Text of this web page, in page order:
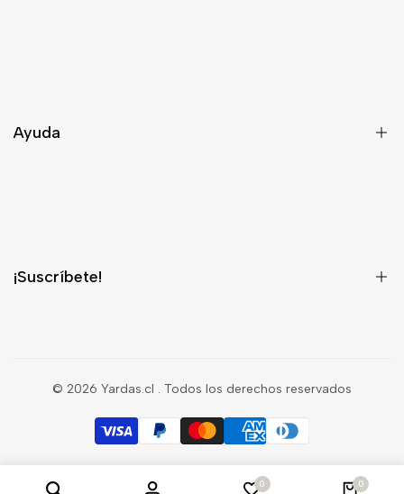
Ayuda
¡Suscríbete!
Suscríbete
© 2026 Yardas.cl . Todos los derechos reservados
0 0